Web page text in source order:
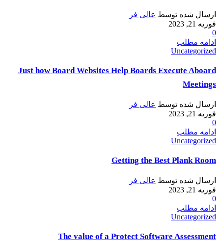
ارسال شده توسط عالی فر
فوریه 21, 2023
0
ادامه مطلب
Uncategorized
Just how Board Websites Help Boards Execute Aboard
Meetings
ارسال شده توسط عالی فر
فوریه 21, 2023
0
ادامه مطلب
Uncategorized
Getting the Best Plank Room
ارسال شده توسط عالی فر
فوریه 21, 2023
0
ادامه مطلب
Uncategorized
The value of a Protect Software Assessment